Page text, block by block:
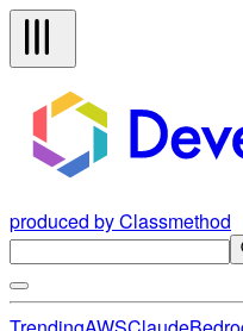
produced by Classmethod